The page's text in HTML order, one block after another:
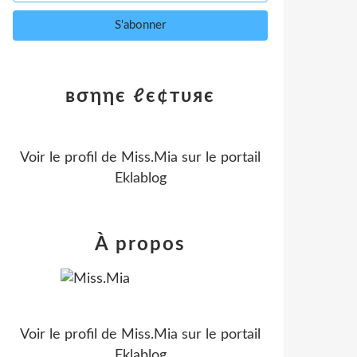
вσηηє ℓє¢тυяє
Voir le profil de Miss.Mia sur le portail
Eklablog
À propos
Voir le profil de Miss.Mia sur le portail